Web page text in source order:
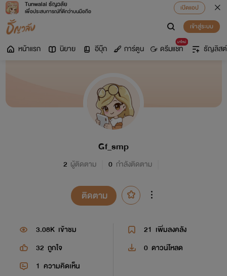
Tunwalai ธัญวลัย
เพื่อประสบการณ์ที่ดีกว่าบนมือถือ
เปิดแอป
เข้าสู่ระบบ
หน้าแรก นิยาย อีบุ๊ก การ์ตูน
มาใหม่
ดรีมแชท ธัญลิสต์
Gf_smp
2 ผู้ติดตาม 0 กำลังติดตาม
ติดตาม
3.08K เข้าชม 21 เพิ่มลงคลัง
32 ถูกใจ 0 ดาวน์โหลด
1 ความคิดเห็น